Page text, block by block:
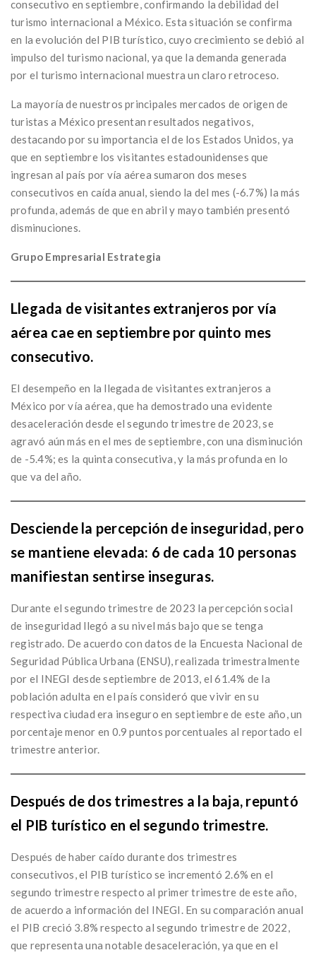
consecutivo en septiembre, confirmando la debilidad del
turismo internacional a México. Esta situación se confirma
en la evolución del PIB turístico, cuyo crecimiento se debió al
impulso del turismo nacional, ya que la demanda generada
por el turismo internacional muestra un claro retroceso.
La mayoría de nuestros principales mercados de origen de
turistas a México presentan resultados negativos,
destacando por su importancia el de los Estados Unidos, ya
que en septiembre los visitantes estadounidenses que
ingresan al país por vía aérea sumaron dos meses
consecutivos en caída anual, siendo la del mes (-6.7%) la más
profunda, además de que en abril y mayo también presentó
disminuciones.
Grupo Empresarial Estrategia
Llegada de visitantes extranjeros por vía
aérea cae en septiembre por quinto mes
consecutivo.
El desempeño en la llegada de visitantes extranjeros a
México por vía aérea, que ha demostrado una evidente
desaceleración desde el segundo trimestre de 2023, se
agravó aún más en el mes de septiembre, con una disminución
de -5.4%; es la quinta consecutiva, y la más profunda en lo
que va del año.
Desciende la percepción de inseguridad, pero
se mantiene elevada: 6 de cada 10 personas
manifiestan sentirse inseguras.
Durante el segundo trimestre de 2023 la percepción social
de inseguridad llegó a su nivel más bajo que se tenga
registrado. De acuerdo con datos de la Encuesta Nacional de
Seguridad Pública Urbana (ENSU), realizada trimestralmente
por el INEGI desde septiembre de 2013, el 61.4% de la
población adulta en el país consideró que vivir en su
respectiva ciudad era inseguro en septiembre de este año, un
porcentaje menor en 0.9 puntos porcentuales al reportado el
trimestre anterior.
Después de dos trimestres a la baja, repuntó
el PIB turístico en el segundo trimestre.
Después de haber caído durante dos trimestres
consecutivos, el PIB turístico se incrementó 2.6% en el
segundo trimestre respecto al primer trimestre de este año,
de acuerdo a información del INEGI. En su comparación anual
el PIB creció 3.8% respecto al segundo trimestre de 2022,
que representa una notable desaceleración, ya que en el